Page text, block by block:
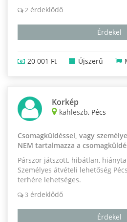
2 érdeklődő
Érdekel
20 001 Ft Újszerű
Korkép
kahleszb, Pécs
Csomagküldéssel, vagy
NEM tartalmazza a
Párszor játszott, hibátlan,
Személyes átvételi lehetőség
terhére lehetséges.
3 érdeklődő
Érdekel